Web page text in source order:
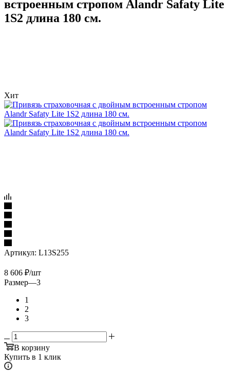
встроенным стропом Alandr Safaty Lite
1S2 длина 180 см.
Хит
Артикул: L13S255
8 606 ₽/шт
Размер—3
1
2
3
В корзину
Купить в 1 клик